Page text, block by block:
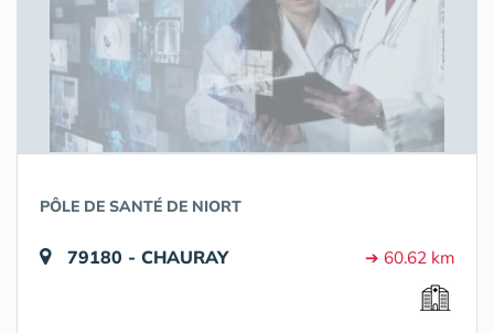
PÔLE DE SANTÉ DE NIORT
79180 - CHAURAY ➔ 60.62 km